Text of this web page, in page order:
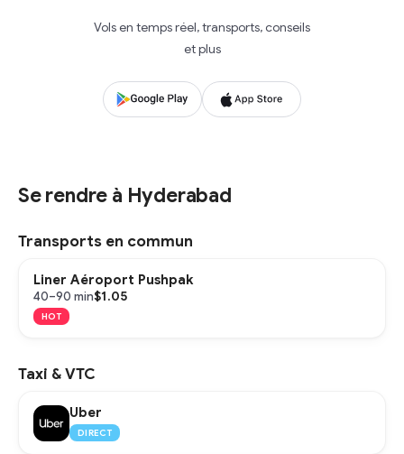
Vols en temps réel, transports, conseils
et plus
Se rendre à Hyderabad
Transports en commun
Liner Aéroport Pushpak
40–90 min$1.05
HOT
Taxi & VTC
Uber
DIRECT